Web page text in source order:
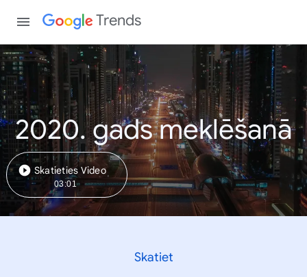
Trends
2020. gads meklēšanā
Skatieties Video
03:01
Skatiet